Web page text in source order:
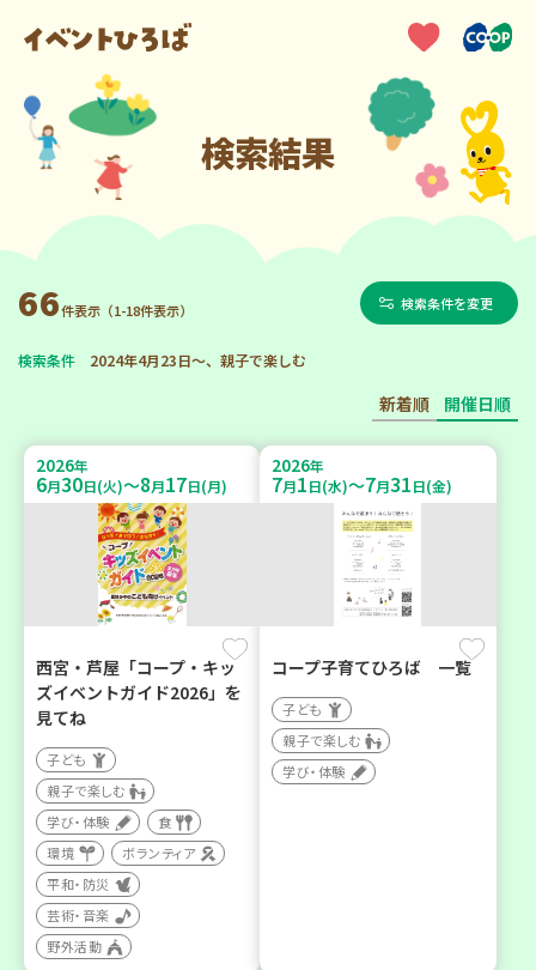
検索結果
66件表示（1-18件表示） 検索条件を変更
検索条件 2024年4月23日～、親子で楽しむ
新着順 開催日順
2026年
6月30日(火)～8月17日(月)
西宮・芦屋「コープ・キッ
ズイベントガイド2026」を
見てね
子ども
親子で楽しむ
学び・体験
食
環境
ボランティア
平和・防災
芸術・音楽
野外活動
2026年
7月1日(水)～7月31日(金)
コープ子育てひろば 一覧
子ども
親子で楽しむ
学び・体験